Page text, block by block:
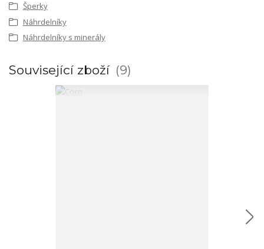
Šperky
Náhrdelníky
Náhrdelníky s minerály
Související zboží 9